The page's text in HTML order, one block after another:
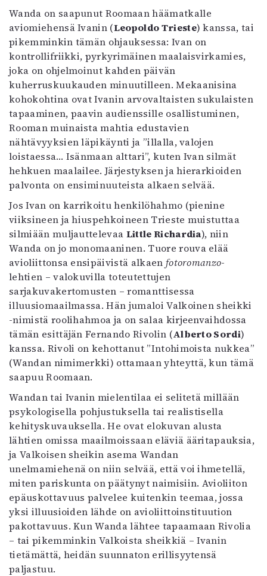
Wanda on saapunut Roomaan häämatkalle
aviomiehensä Ivanin (Leopoldo Trieste) kanssa, tai
pikemminkin tämän ohjauksessa: Ivan on
kontrollifriikki, pyrkyrimäinen maalaisvirkamies,
joka on ohjelmoinut kahden päivän
kuherruskuukauden minuutilleen. Mekaanisina
kohokohtina ovat Ivanin arvovaltaisten sukulaisten
tapaaminen, paavin audienssille osallistuminen,
Rooman muinaista mahtia edustavien
nähtävyyksien läpikäynti ja ”illalla, valojen
loistaessa… Isänmaan alttari”, kuten Ivan silmät
hehkuen maalailee. Järjestyksen ja hierarkioiden
palvonta on ensiminuuteista alkaen selvää.
Jos Ivan on karrikoitu henkilöhahmo (pienine
viiksineen ja hiuspehkoineen Trieste muistuttaa
silmiään muljauttelevaa Little Richardia), niin
Wanda on jo monomaaninen. Tuore rouva elää
avioliittonsa ensipäivistä alkaen fotoromanzo-
lehtien – valokuvilla toteutettujen
sarjakuvakertomusten – romanttisessa
illuusiomaailmassa. Hän jumaloi Valkoinen sheikki
-nimistä roolihahmoa ja on salaa kirjeenvaihdossa
tämän esittäjän Fernando Rivolin (Alberto Sordi)
kanssa. Rivoli on kehottanut ”Intohimoista nukkea”
(Wandan nimimerkki) ottamaan yhteyttä, kun tämä
saapuu Roomaan.
Wandan tai Ivanin mielentilaa ei selitetä millään
psykologisella pohjustuksella tai realistisella
kehityskuvauksella. He ovat elokuvan alusta
lähtien omissa maailmoissaan eläviä ääritapauksia,
ja Valkoisen sheikin asema Wandan
unelmamiehenä on niin selvää, että voi ihmetellä,
miten pariskunta on päätynyt naimisiin. Avioliiton
epäuskottavuus palvelee kuitenkin teemaa, jossa
yksi illuusioiden lähde on avioliittoinstituution
pakottavuus. Kun Wanda lähtee tapaamaan Rivolia
– tai pikemminkin Valkoista sheikkiä – Ivanin
tietämättä, heidän suunnaton erillisyytensä
paljastuu.